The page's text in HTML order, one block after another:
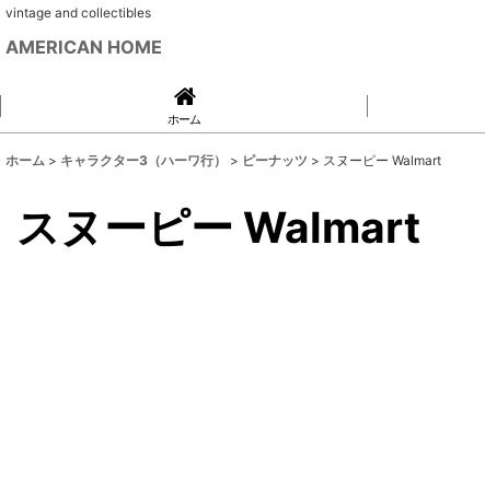
vintage and collectibles
AMERICAN HOME
ホーム
ホーム > キャラクター3（ハーワ行） > ピーナッツ > スヌーピー Walmart
スヌーピー Walmart